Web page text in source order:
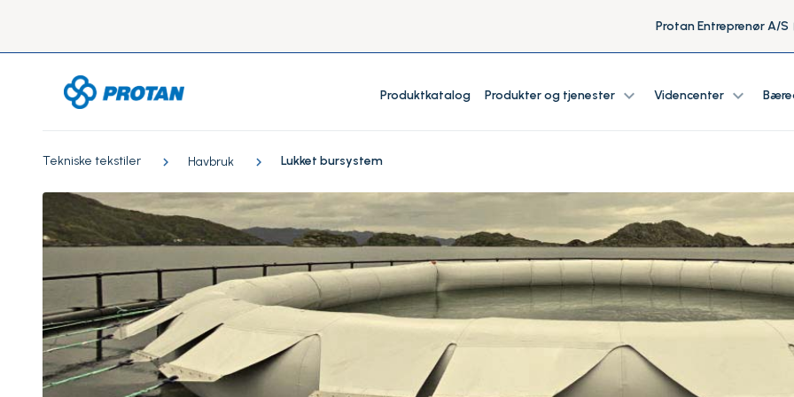
Protan Entreprenør A/S
Produktkatalog Produkter og tjenester expand_more Videncenter expand_more
Tekniske tekstiler Havbruk Lukket bursystem